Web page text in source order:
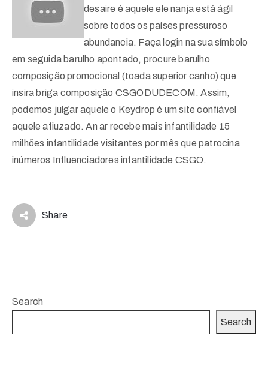
desaire é aquele ele nanja está ágil
sobre todos os países pressuroso
abundancia. Faça login na sua símbolo
em seguida barulho apontado, procure barulho
composição promocional (toada superior canho) que
insira briga composição CSGODUDECOM. Assim,
podemos julgar aquele o Keydrop é um site confiável
aquele afiuzado. An ar recebe mais infantilidade 15
milhões infantilidade visitantes por mês que patrocina
inúmeros Influenciadores infantilidade CSGO.
Share
Search
Search